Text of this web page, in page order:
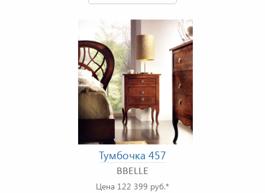
Тумбочка 457
BBELLE
Цена 122 399 руб.*